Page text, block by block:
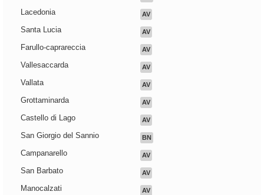
Lacedonia AV
Santa Lucia AV
Farullo-caprareccia AV
Vallesaccarda AV
Vallata AV
Grottaminarda AV
Castello di Lago AV
San Giorgio del Sannio BN
Campanarello AV
San Barbato AV
Manocalzati AV